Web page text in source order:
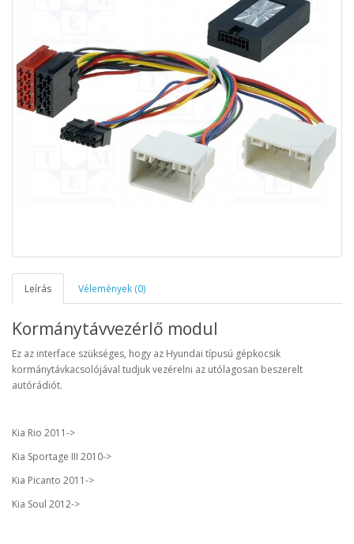
Leírás Vélemények (0)
Kormánytávvezérlő modul
Ez az interface szükséges, hogy az Hyundai típusú gépkocsik
kormánytávkacsolójával tudjuk vezérelni az utólagosan beszerelt
autórádiót.
Kia Rio 2011->
Kia Sportage III 2010->
Kia Picanto 2011->
Kia Soul 2012->